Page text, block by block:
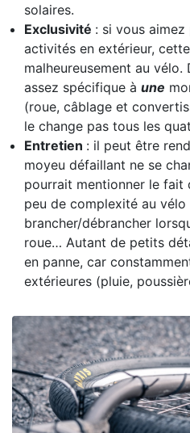
solaires.
Exclusivité : si vous
activités en extérieur,
malheureusement au
assez spécifique à une
(roue, câblage et
le change pas tous les
Entretien : il peut être
moyeu défaillant ne se
pourrait mentionner le fait
peu de complexité au vélo
brancher/débrancher
roue… Autant de petits
en panne, car
extérieures (pluie,